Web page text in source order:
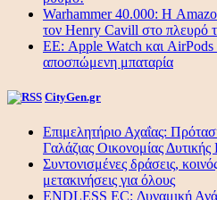
Warhammer 40.000: Η
τον Henry Cavill στο πλευρό
ΕΕ: Apple Watch και AirPods
αποσπώμενη μπαταρία
CityGen.gr
Επιμελητήριο Αχαΐας:
Γαλάζιας Οικονομίας
Συντονισμένες δράσεις,
μετακινήσεις για όλους
ENDLESS EC: Δυναμική